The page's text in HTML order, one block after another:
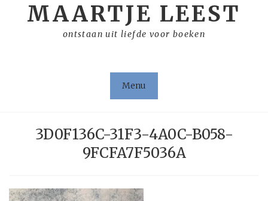
MAARTJE LEEST
ontstaan uit liefde voor boeken
Menu
3D0F136C-31F3-4A0C-B058-
9FCFA7F5036A